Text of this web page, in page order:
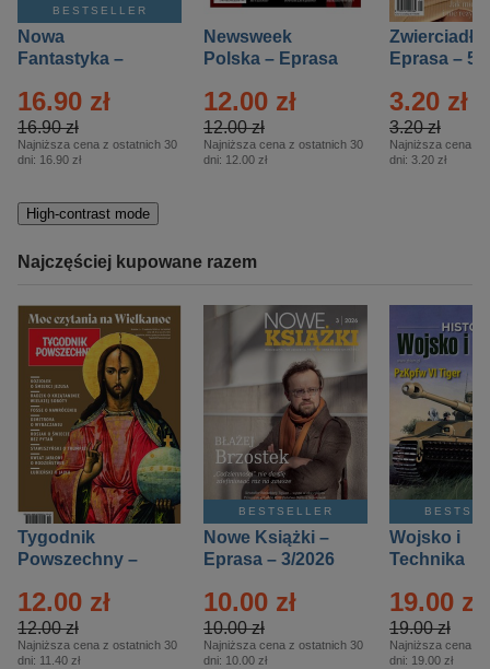
BESTSELLER
Nowa
Fantastyka –
16.90 zł
16.90 zł
Najniższa cena z ostatnich 30
dni: 16.90 zł
Newsweek
Polska – Eprasa
12.00 zł
12.00 zł
Najniższa cena z ostatnich 30
dni: 12.00 zł
Zwierciadło
Eprasa – 5/
3.20 zł
3.20 zł
Najniższa cena z
dni: 3.20 zł
High-contrast mode
Najczęściej kupowane razem
Tygodnik
Powszechny –
12.00 zł
12.00 zł
Najniższa cena z ostatnich 30
dni: 11.40 zł
BESTSELLER
Nowe Książki –
Eprasa – 3/2026
10.00 zł
10.00 zł
Najniższa cena z ostatnich 30
dni: 10.00 zł
Wojsko i
Technika
– 2/2026
19.00 zł
19.00 zł
Najniższa cena z
dni: 19.00 zł